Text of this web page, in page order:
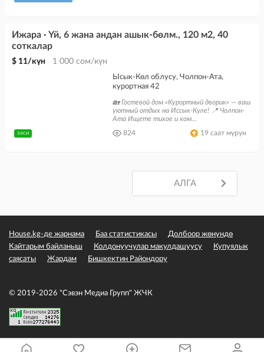
Ижара · Үй, 6 жана андан ашык-бөлм., 120 м2, 40
соткалар
$ 11/күн 1 000 сом/күн
ЭЭСИ
Ысык-Көл облусу, Чолпон-Ата,
курортная 42
🏡 Гостевой дом «Курортный дворик» — ваш
уютный отдых на Иссык-Куле! 📍 Чолпон-
Ата Ищете тихое и ком...
824
19 саат мурун
АЛГААЛГА
House.kg-де жарнама Баа статистикасы
Долбоор жөнүндө
Кайтарым байланыш
Колдонуучулар макулдашуусу
Купуялык
саясаты
Жардам Бишкектин Райондору
© 2019-2026 "Сэвэн Медиа Групп" ЖЧК